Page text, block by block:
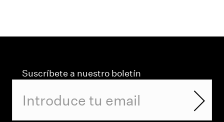
Suscríbete a nuestro boletín